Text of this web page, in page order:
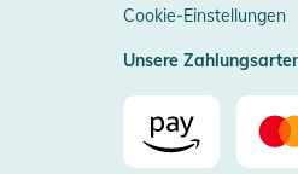
Cookie-Einstellungen
Unsere